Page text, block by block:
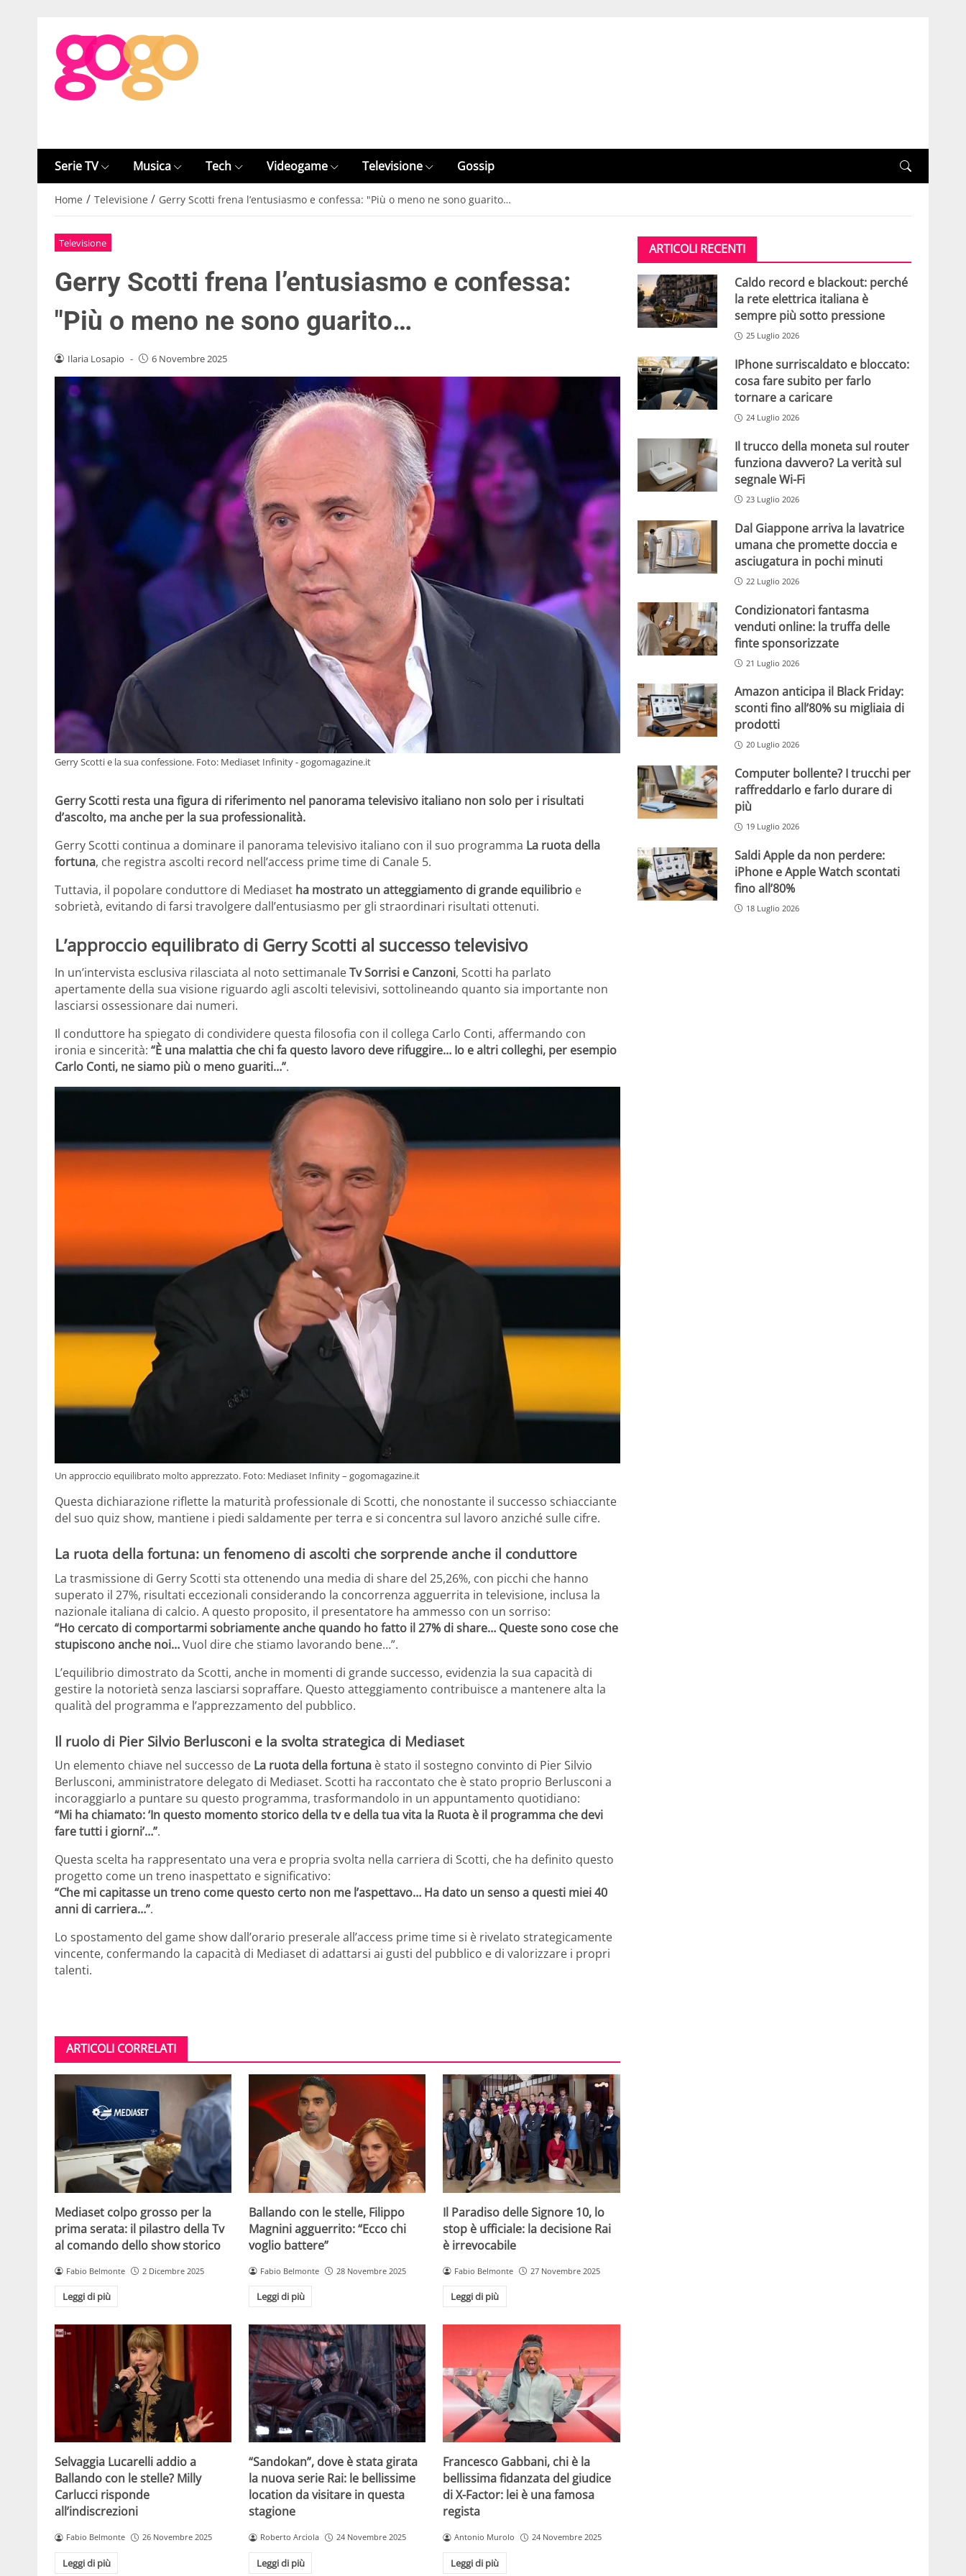
Serie TV Musica Tech Videogame Televisione Gossip
Home / Televisione / Gerry Scotti frena l’entusiasmo e confessa: "Più o meno ne sono guarito…
Televisione
Gerry Scotti frena l’entusiasmo e confessa:
"Più o meno ne sono guarito…
Ilaria Losapio - 6 Novembre 2025
Gerry Scotti e la sua confessione. Foto: Mediaset Infinity - gogomagazine.it
Gerry Scotti resta una figura di riferimento nel panorama televisivo italiano non solo per i risultati
d’ascolto, ma anche per la sua professionalità.
Gerry Scotti continua a dominare il panorama televisivo italiano con il suo programma La ruota della
fortuna, che registra ascolti record nell’access prime time di Canale 5.
Tuttavia, il popolare conduttore di Mediaset ha mostrato un atteggiamento di grande equilibrio e
sobrietà, evitando di farsi travolgere dall’entusiasmo per gli straordinari risultati ottenuti.
L’approccio equilibrato di Gerry Scotti al successo televisivo
In un’intervista esclusiva rilasciata al noto settimanaleTv Sorrisi e Canzoni, Scotti ha parlato
apertamente della sua visione riguardo agli ascolti televisivi, sottolineando quanto sia importante non
lasciarsi ossessionare dai numeri.
Il conduttore ha spiegato di condividere questa filosofia con il collega Carlo Conti, affermando con
ironia e sincerità: “È una malattia che chi fa questo lavoro deve rifuggire… Io e altri colleghi, per esempio
Carlo Conti, ne siamo più o meno guariti…”.
Un approccio equilibrato molto apprezzato. Foto: Mediaset Infinity – gogomagazine.it
Questa dichiarazione riflette la maturità professionale di Scotti, che nonostante il successo schiacciante
del suo quiz show, mantiene i piedi saldamente per terra e si concentra sul lavoro anziché sulle cifre.
La ruota della fortuna: un fenomeno di ascolti che sorprende anche il conduttore
La trasmissione di Gerry Scotti sta ottenendo una media di share del 25,26%, con picchi che hanno
superato il 27%, risultati eccezionali considerando la concorrenza agguerrita in televisione, inclusa la
nazionale italiana di calcio. A questo proposito, il presentatore ha ammesso con un sorriso:
“Ho cercato di comportarmi sobriamente anche quando ho fatto il 27% di share… Queste sono cose che
stupiscono anche noi…Vuol dire che stiamo lavorando bene…”.
L’equilibrio dimostrato da Scotti, anche in momenti di grande successo, evidenzia la sua capacità di
gestire la notorietà senza lasciarsi sopraffare. Questo atteggiamento contribuisce a mantenere alta la
qualità del programma e l’apprezzamento del pubblico.
Il ruolo di Pier Silvio Berlusconi e la svolta strategica di Mediaset
Un elemento chiave nel successo de La ruota della fortuna è stato il sostegno convinto di Pier Silvio
Berlusconi, amministratore delegato di Mediaset. Scotti ha raccontato che è stato proprio Berlusconi a
incoraggiarlo a puntare su questo programma, trasformandolo in un appuntamento quotidiano:
“Mi ha chiamato: ‘In questo momento storico della tv e della tua vita la Ruota è il programma che devi
fare tutti i giorni’…”.
Questa scelta ha rappresentato una vera e propria svolta nella carriera di Scotti, che ha definito questo
progetto come un treno inaspettato e significativo:
“Che mi capitasse un treno come questo certo non me l’aspettavo… Ha dato un senso a questi miei 40
anni di carriera…”.
Lo spostamento del game show dall’orario preserale all’access prime time si è rivelato strategicamente
vincente, confermando la capacità di Mediaset di adattarsi ai gusti del pubblico e di valorizzare i propri
talenti.
ARTICOLI CORRELATI
Mediaset colpo grosso per la
prima serata: il pilastro della Tv
al comando dello show storico
Fabio Belmonte 2 Dicembre 2025
Leggi di più
Ballando con le stelle, Filippo
Magnini agguerrito: “Ecco chi
voglio battere”
Fabio Belmonte 28 Novembre 2025
Leggi di più
Il Paradiso delle Signore 10, lo
stop è ufficiale: la decisione Rai
è irrevocabile
Fabio Belmonte 27 Novembre 2025
Leggi di più
Selvaggia Lucarelli addio a
Ballando con le stelle? Milly
Carlucci risponde
all’indiscrezioni
Fabio Belmonte 26 Novembre 2025
Leggi di più
“Sandokan”, dove è stata girata
la nuova serie Rai: le bellissime
location da visitare in questa
stagione
Roberto Arciola 24 Novembre 2025
Leggi di più
Francesco Gabbani, chi è la
bellissima fidanzata del giudice
di X-Factor: lei è una famosa
regista
Antonio Murolo 24 Novembre 2025
Leggi di più
ARTICOLI RECENTI
Caldo record e blackout: perché
la rete elettrica italiana è
sempre più sotto pressione
25 Luglio 2026
IPhone surriscaldato e bloccato:
cosa fare subito per farlo
tornare a caricare
24 Luglio 2026
Il trucco della moneta sul router
funziona davvero? La verità sul
segnale Wi-Fi
23 Luglio 2026
Dal Giappone arriva la lavatrice
umana che promette doccia e
asciugatura in pochi minuti
22 Luglio 2026
Condizionatori fantasma
venduti online: la truffa delle
finte sponsorizzate
21 Luglio 2026
Amazon anticipa il Black Friday:
sconti fino all’80% su migliaia di
prodotti
20 Luglio 2026
Computer bollente? I trucchi per
raffreddarlo e farlo durare di
più
19 Luglio 2026
Saldi Apple da non perdere:
iPhone e Apple Watch scontati
fino all’80%
18 Luglio 2026